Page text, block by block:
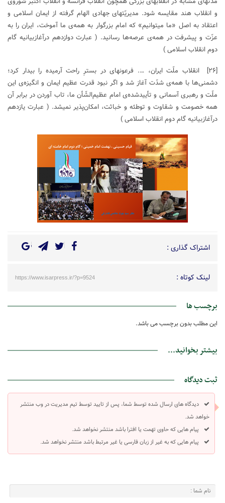
و انقلاب هند مقایسه شود. مدیریّتهای جهادی الهام گرفته از ایمان اسلامی و
اعتقاد به اصل «ما میتوانیم» که امام بزرگوار به همه‌ی ما آموخت، ایران را به
عزّت و پیشرفت در همه‌ی عرصه‌ها رسانید. ( عبارت دوازدهم درآغازبیانیه گام
دوم انقلاب اسلامی )
[۲۶]
انقلاب ملّت ایران، …. فرعونهای در بسترِ راحت آرمیده را بیدار کرد؛
دشمنی‌ها با همه‌ی شدّت آغاز شد و اگر نبود قدرت عظیم ایمان و انگیزه‌ی این
ملّت و رهبری آسمانی و تأییدشده‌ی امام عظیم‌الشّأن ما، تاب آوردن در برابر آن
همه خصومت و شقاوت و توطئه و خباثت، امکان‌پذیر نمیشد. ( عبارت یازدهم
درآغازبیانیه گام دوم انقلاب اسلامی )
اشتراک گذاری :
لینک کوتاه : https://www.isarpress.ir/?p=9524
برچسب ها
این مطلب بدون برچسب می باشد.
بیشتر بخوانید...
ثبت دیدگاه
دیدگاه های ارسال شده توسط شما، پس از تایید توسط تیم مدیریت در وب منتشر
خواهد شد.
پیام هایی که حاوی تهمت یا افترا باشد منتشر نخواهد شد.
پیام هایی که به غیر از زبان فارسی یا غیر مرتبط باشد منتشر نخواهد شد.